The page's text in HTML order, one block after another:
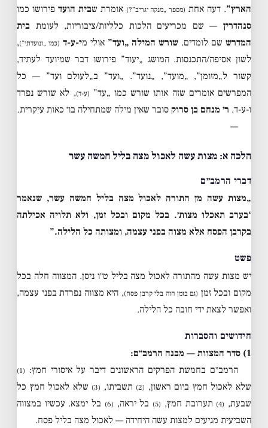
הארץ”. דעה אחת (מספר „מנקה יגריב”?) אומרת שבית הועד פירושו כמו
סנהדרין — שם מכריעים הלכות כלליות/ציבוריות, לעומת בית
המדרששם לומדים. שורש המילה „ועד” אולי מי-ע-ד (כמו „ונועדתי”),
לשון אסיפה/התכנסות. המושג „יעוד” פירושו דבר שמיועד לעתיד,
קשור ל„מזומן”, „מועד”, „נועד”. „ועד” ב„לעולם ועד” — כל
המפרשים אומרים שזה אותו שורש כמו „עד” (ע-ד), לא שורש נפרד
ו-ע-ד. ר׳ מנחם בן סרוק סובר שאין מילה שמתחילה בו׳ כאות עיקרית.
—
הלכה א: מצות עשה לאכול מצה בליל חמשה עשר
דברי הרמב״ם
„מצות עשה מן התורה לאכול מצה בליל חמשה עשר, שנאמר
‘בערב תאכלו מצות׳. בכל מקום ובכל זמן, ולא תלויה אכילתה
בקרבן הפסח אלא מצוה בפני עצמה, ומצותה כל הלילה.”
פשט
יש מצות עשה מהתורה לאכול מצה בליל ט״ו ניסן. המצווה חלה בכל
מקום ובכל זמן (גם בזמן הזה בלי קרבן פסח), היא מצווה נפרדת בפני עצמה,
ואפשר לצאת ידי חובה כל הלילה.
חידושים והסברות
1) סדר המצוות — מבנה הרמב״ם:
הרמב״ם בחמשת הפרקים הראשונים דיבר על איסורי חמץ: (1)
שלא לאכול חמץ ביום ראשון, (2) תשביתו, (3)
שלא לאכול חמץ כל
שבעת, (4) תערובת חמץ, (5) בל יראה, (6)
בל ימצא. עכשיו במצווה
השביעית מגיעים למצות עשה היחידה — לאכול מצה בליל פסח.